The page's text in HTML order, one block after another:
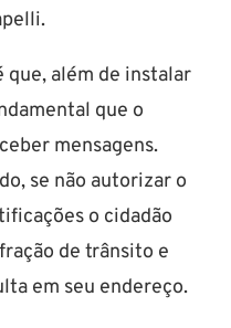
além de instalar
que o
mensagens.
se não autorizar o
o cidadão
de trânsito e
em seu endereço.